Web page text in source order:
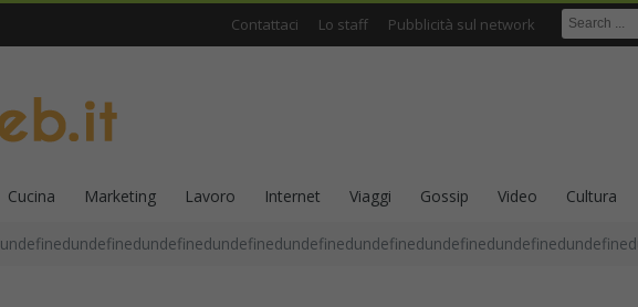
Contattaci Lo staff Pubblicità sul network
Cucina Marketing Lavoro Internet Viaggi Gossip Video Cultura